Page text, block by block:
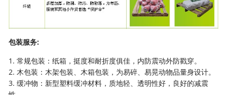
包装服务:
1. 常规包装：纸箱，挺度和耐折度俱佳，内防震动外防戳穿。
2. 木包装：木架包装、木箱包装，为易碎、易晃动物品量身设计。
3. 缓冲物：新型塑料缓冲材料，质地轻、透明性好，良好的减震